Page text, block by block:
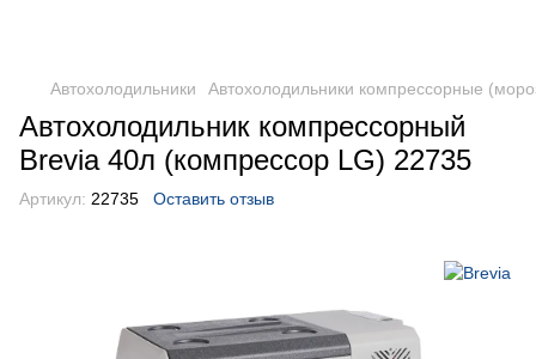
Автохолодильники Автохолодильники компрессорные
Автохолодильник компрессорный
Brevia 40л (компрессор LG) 22735
Артикул: 22735 Оставить отзыв